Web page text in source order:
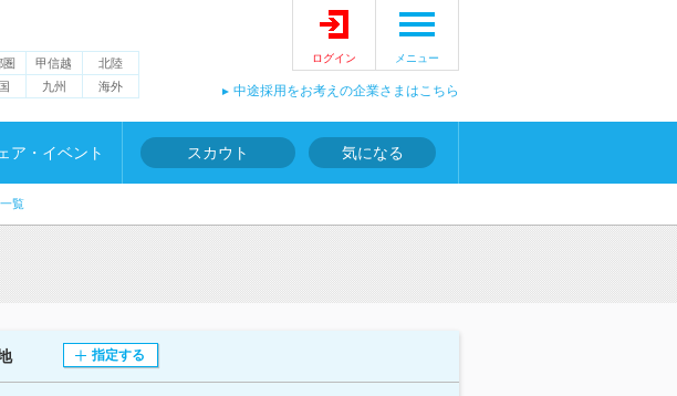
圏 甲信越
北陸
九州 海外
ログイン メニュー
中途採用をお考えの企業さまはこちら
ア・イベント スカウト 気になる
覧
指定する